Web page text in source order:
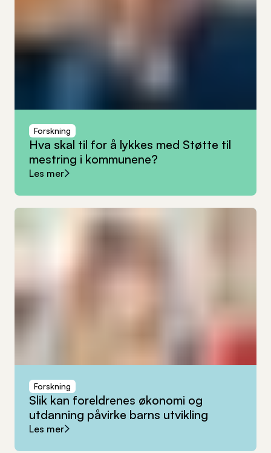
Forskning
Hva skal til for å lykkes med Støtte til
mestring i kommunene?
Les mer
Forskning
Slik kan foreldrenes økonomi og
utdanning påvirke barns utvikling
Les mer